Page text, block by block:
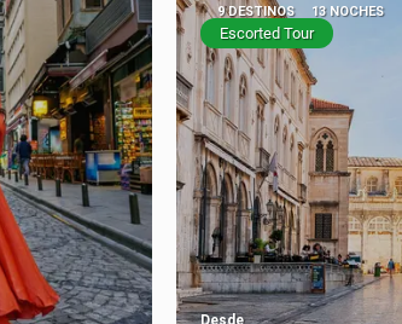
9 DESTINOS 13 NOCHES
Escorted Tour
Desde